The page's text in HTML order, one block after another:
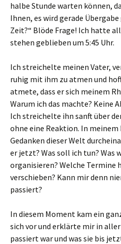
halbe Stunde warten können,
Ihnen, es wird gerade
Zeit?“ Blöde Frage! Ich hatte
stehen geblieben um 5:45 Uhr.
Ich streichelte meinen Vater,
ruhig mit ihm zu atmen und
atmete, dass er sich meinem
Warum ich das machte? Keine
Ich streichelte ihn sanft über
ohne eine Reaktion. In
Gedanken dieser Welt
er jetzt? Was soll ich tun? Was
organisieren? Welche Termine
verschieben? Kann mir denn
passiert?
In diesem Moment kam ein
sich vor und erklärte mir in aller
passiert war und was sie bis